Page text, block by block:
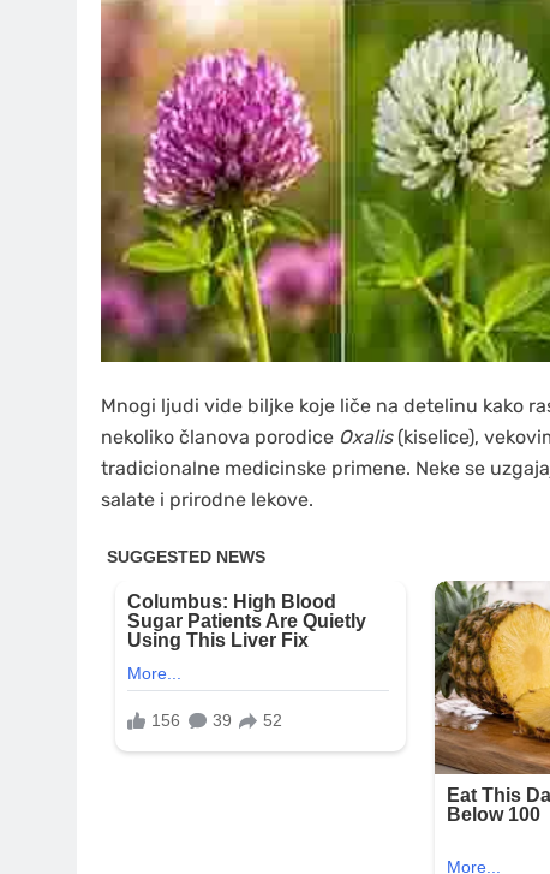
Mnogi ljudi vide biljke koje liče na detelinu kako
nekoliko članova porodice Oxalis(kiselice),
tradicionalne medicinske primene. Neke se
salate i prirodne lekove.